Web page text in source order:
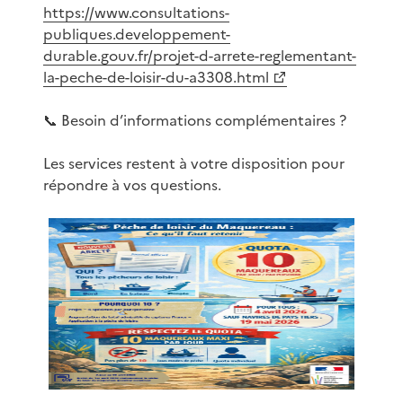
https://www.consultations-
publiques.developpement-
durable.gouv.fr/projet-d-arrete-reglementant-
la-peche-de-loisir-du-a3308.html
📞 Besoin d’informations complémentaires ?
Les services restent à votre disposition pour
répondre à vos questions.